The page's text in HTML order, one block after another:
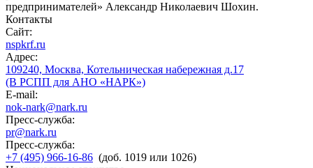
предпринимателей» Александр Николаевич Шохин.
Контакты
Сайт:
nspkrf.ru
Адрес:
109240, Москва, Котельническая набережная д.17
(В РСПП для АНО «НАРК»)
E-mail:
nok-nark@nark.ru
Пресс-служба:
pr@nark.ru
Пресс-служба:
+7 (495) 966-16-86 (доб. 1019 или 1026)